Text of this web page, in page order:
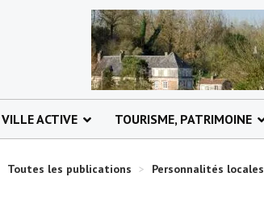
VILLE ACTIVE TOURISME, PATRIMOINE
Toutes les publications > Personnalités locales